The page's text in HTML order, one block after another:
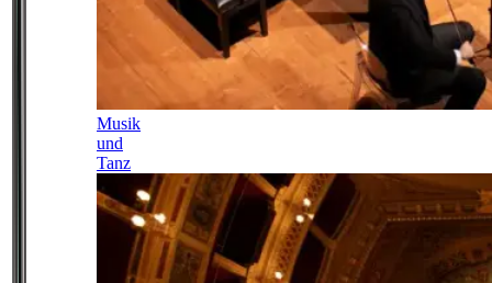
Musik
und
Tanz